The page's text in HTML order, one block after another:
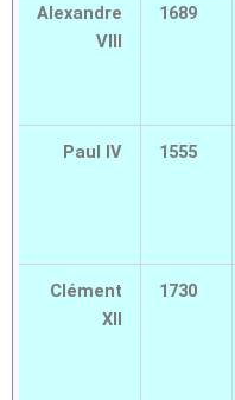
Alexandre
VIII
1689
Paul IV 1555
Clément
XII
1730